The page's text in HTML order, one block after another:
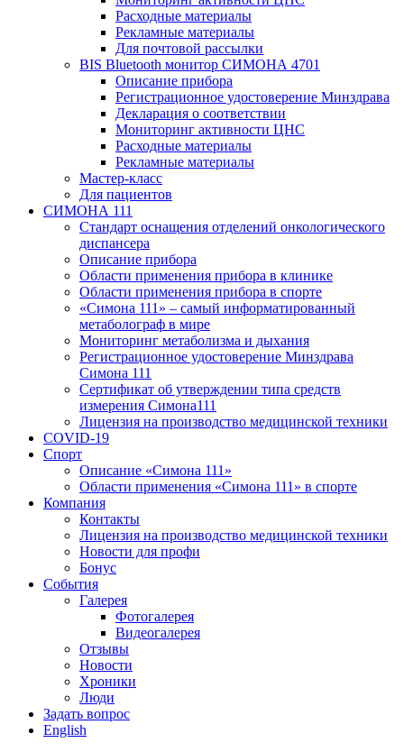
Расходные материалы
Рекламные материалы
Для почтовой рассылки
BIS Bluetooth монитор СИМОНА 4701
Описание прибора
Регистрационное удостоверение Минздрава
Декларация о соответствии
Мониторинг активности ЦНС
Расходные материалы
Рекламные материалы
Мастер-класс
Для пациентов
СИМОНА 111
Стандарт оснащения отделений онкологического
диспансера
Описание прибора
Области применения прибора в клинике
Области применения прибора в спорте
«Симона 111» – самый информатированный
метаболограф в мире
Мониторинг метаболизма и дыхания
Регистрационное удостоверение Минздрава
Симона 111
Сертификат об утверждении типа средств
измерения Симона111
Лицензия на производство медицинской техники
COVID-19
Спорт
Описание «Симона 111»
Области применения «Симона 111» в спорте
Компания
Контакты
Лицензия на производство медицинской техники
Новости для профи
Бонус
События
Галерея
Фотогалерея
Видеогалерея
Отзывы
Новости
Хроники
Люди
Задать вопрос
English